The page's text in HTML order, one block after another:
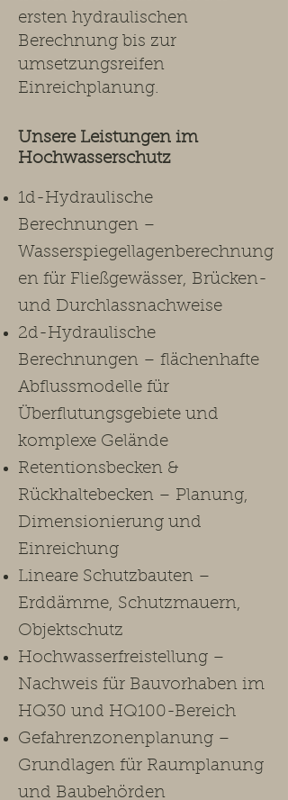
ersten hydraulischen
Berechnung bis zur
umsetzungsreifen
Einreichplanung.​
Unsere Leistungen im
Hochwasserschutz ​
1d-Hydraulische
Berechnungen –
Wasserspiegellagenberechnung
en für Fließgewässer, Brücken-
und Durchlassnachweise
2d-Hydraulische
Berechnungen – flächenhafte
Abflussmodelle für
Überflutungsgebiete und
komplexe Gelände
Retentionsbecken &
Rückhaltebecken – Planung,
Dimensionierung und
Einreichung
Lineare Schutzbauten –
Erddämme, Schutzmauern,
Objektschutz
Hochwasserfreistellung –
Nachweis für Bauvorhaben im
HQ30 und HQ100-Bereich
Gefahrenzonenplanung –
Grundlagen für Raumplanung
und Baubehörden